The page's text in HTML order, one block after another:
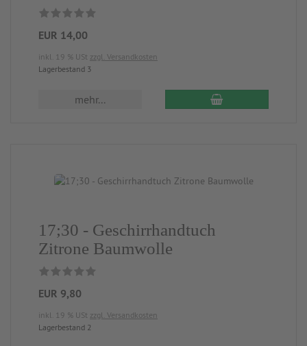
EUR 14,00
inkl. 19 % USt zzgl. Versandkosten
Lagerbestand 3
mehr...
17;30 - Geschirrhandtuch
Zitrone Baumwolle
EUR 9,80
inkl. 19 % USt zzgl. Versandkosten
Lagerbestand 2